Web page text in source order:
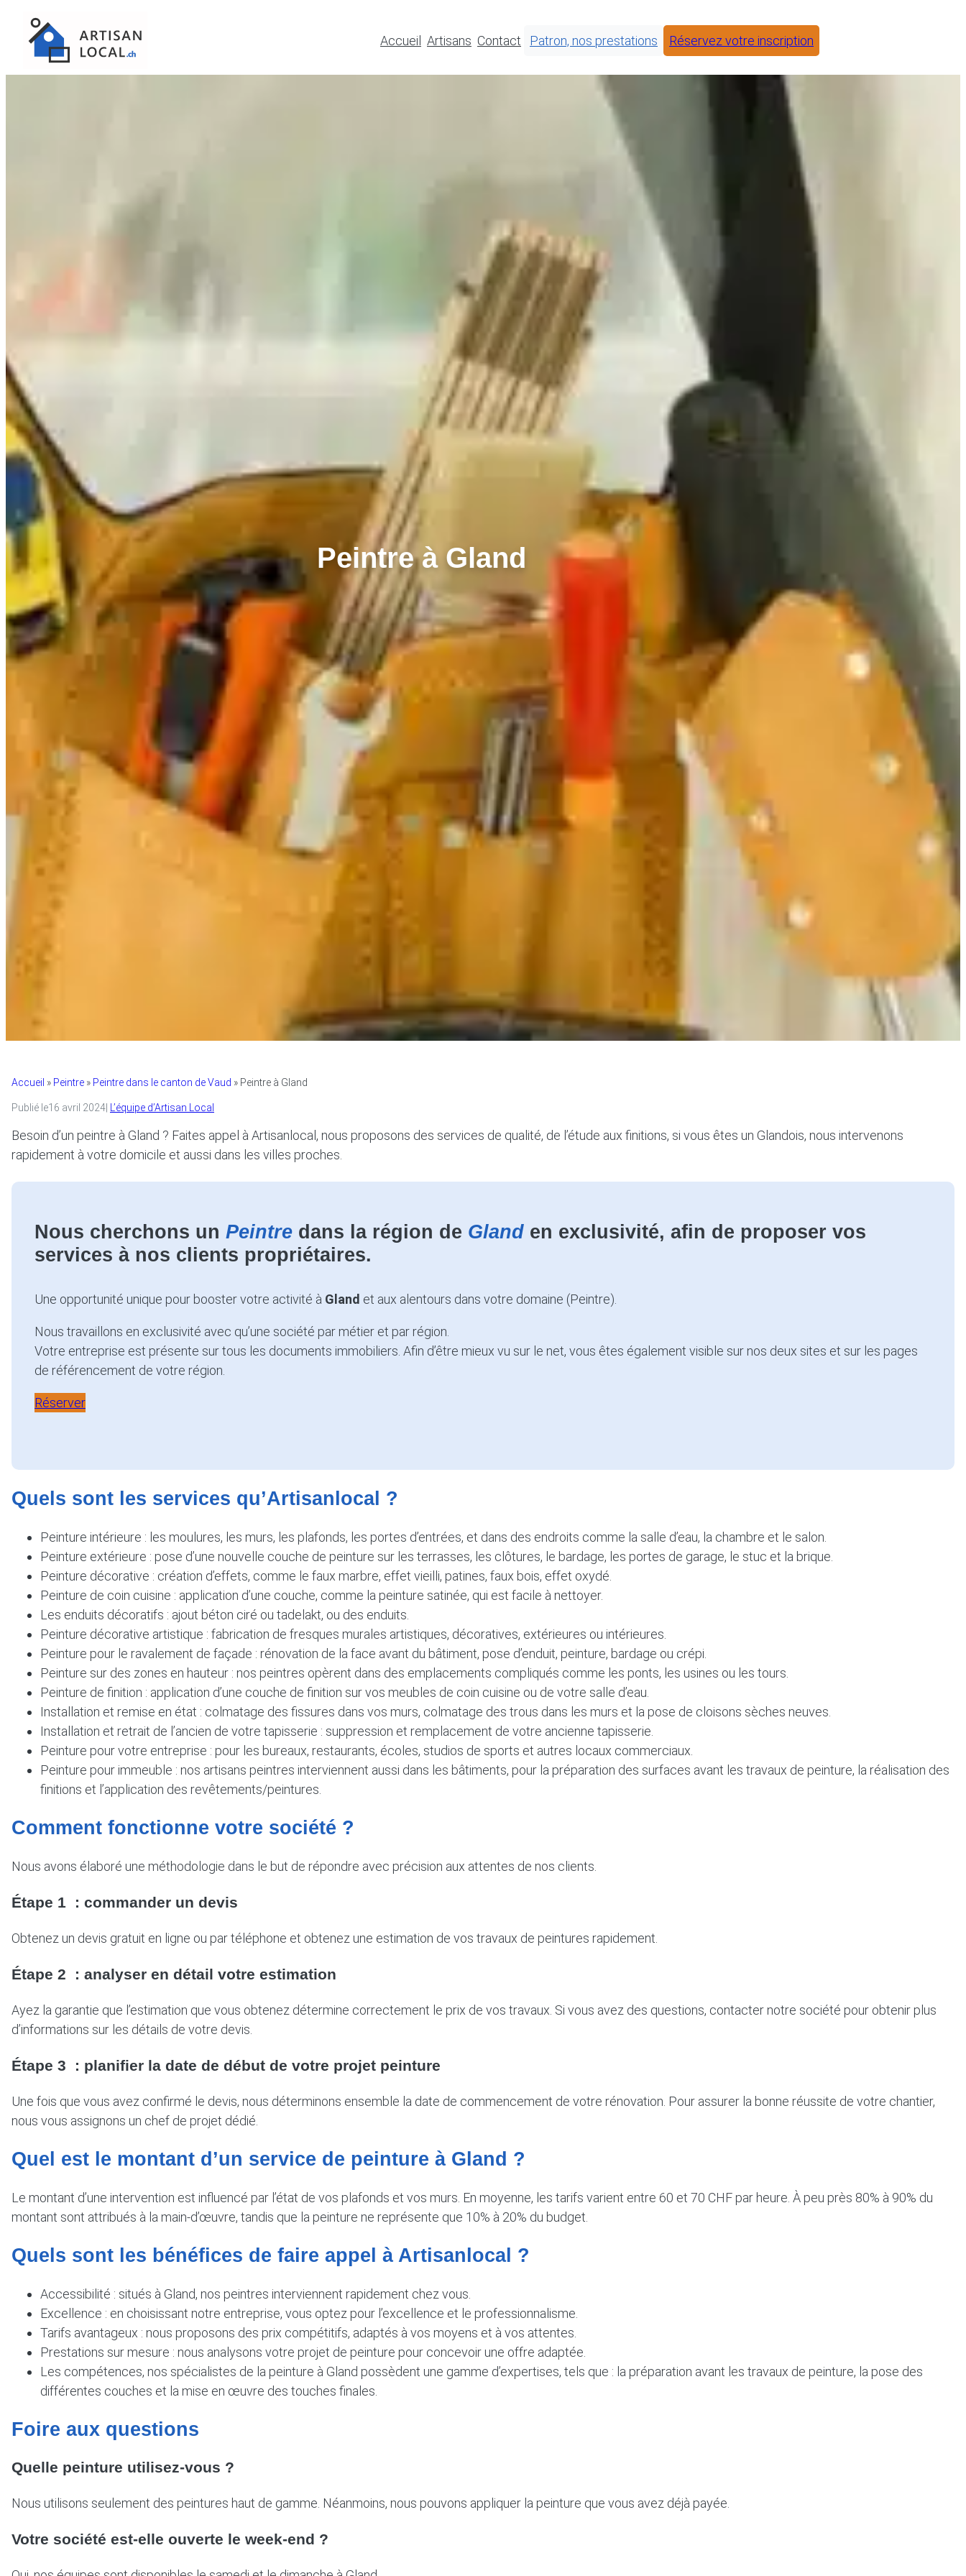
Accueil Artisans Contact Patron, nos prestations Réservez votre inscription
Peintre à Gland
Accueil » Peintre » Peintre dans le canton de Vaud » Peintre à Gland
Publié le16 avril 2024 L’équipe d’Artisan Local
Besoin d’un peintre à Gland ? Faites appel à Artisanlocal, nous proposons des services de qualité, de l’étude aux finitions, si vous êtes un Glandois, nous intervenons
rapidement à votre domicile et aussi dans les villes proches.
Nous cherchons un Peintre dans la région de Gland en exclusivité, afin de proposer vos
services à nos clients propriétaires.
Une opportunité unique pour booster votre activité à Gland et aux alentours dans votre domaine (Peintre).
Nous travaillons en exclusivité avec qu’une société par métier et par région.
Votre entreprise est présente sur tous les documents immobiliers. Afin d’être mieux vu sur le net, vous êtes également visible sur nos deux sites et sur les pages
de référencement de votre région.
Réserver
Quels sont les services qu’Artisanlocal ?
Peinture intérieure : les moulures, les murs, les plafonds, les portes d’entrées, et dans des endroits comme la salle d’eau, la chambre et le salon.
Peinture extérieure : pose d’une nouvelle couche de peinture sur les terrasses, les clôtures, le bardage, les portes de garage, le stuc et la brique.
Peinture décorative : création d’effets, comme le faux marbre, effet vieilli, patines, faux bois, effet oxydé.
Peinture de coin cuisine : application d’une couche, comme la peinture satinée, qui est facile à nettoyer.
Les enduits décoratifs : ajout béton ciré ou tadelakt, ou des enduits.
Peinture décorative artistique : fabrication de fresques murales artistiques, décoratives, extérieures ou intérieures.
Peinture pour le ravalement de façade : rénovation de la face avant du bâtiment, pose d’enduit, peinture, bardage ou crépi.
Peinture sur des zones en hauteur : nos peintres opèrent dans des emplacements compliqués comme les ponts, les usines ou les tours.
Peinture de finition : application d’une couche de finition sur vos meubles de coin cuisine ou de votre salle d’eau.
Installation et remise en état : colmatage des fissures dans vos murs, colmatage des trous dans les murs et la pose de cloisons sèches neuves.
Installation et retrait de l’ancien de votre tapisserie : suppression et remplacement de votre ancienne tapisserie.
Peinture pour votre entreprise : pour les bureaux, restaurants, écoles, studios de sports et autres locaux commerciaux.
Peinture pour immeuble : nos artisans peintres interviennent aussi dans les bâtiments, pour la préparation des surfaces avant les travaux de peinture, la réalisation des
finitions et l’application des revêtements/peintures.
Comment fonctionne votre société ?
Nous avons élaboré une méthodologie dans le but de répondre avec précision aux attentes de nos clients.
Étape 1 : commander un devis
Obtenez un devis gratuit en ligne ou par téléphone et obtenez une estimation de vos travaux de peintures rapidement.
Étape 2 : analyser en détail votre estimation
Ayez la garantie que l’estimation que vous obtenez détermine correctement le prix de vos travaux. Si vous avez des questions, contacter notre société pour obtenir plus
d’informations sur les détails de votre devis.
Étape 3 : planifier la date de début de votre projet peinture
Une fois que vous avez confirmé le devis, nous déterminons ensemble la date de commencement de votre rénovation. Pour assurer la bonne réussite de votre chantier,
nous vous assignons un chef de projet dédié.
Quel est le montant d’un service de peinture à Gland ?
Le montant d’une intervention est influencé par l’état de vos plafonds et vos murs. En moyenne, les tarifs varient entre 60 et 70 CHF par heure. À peu près 80% à 90% du
montant sont attribués à la main-d’œuvre, tandis que la peinture ne représente que 10% à 20% du budget.
Quels sont les bénéfices de faire appel à Artisanlocal ?
Accessibilité : situés à Gland, nos peintres interviennent rapidement chez vous.
Excellence : en choisissant notre entreprise, vous optez pour l’excellence et le professionnalisme.
Tarifs avantageux : nous proposons des prix compétitifs, adaptés à vos moyens et à vos attentes.
Prestations sur mesure : nous analysons votre projet de peinture pour concevoir une offre adaptée.
Les compétences, nos spécialistes de la peinture à Gland possèdent une gamme d’expertises, tels que : la préparation avant les travaux de peinture, la pose des
différentes couches et la mise en œuvre des touches finales.
Foire aux questions
Quelle peinture utilisez-vous ?
Nous utilisons seulement des peintures haut de gamme. Néanmoins, nous pouvons appliquer la peinture que vous avez déjà payée.
Votre société est-elle ouverte le week-end ?